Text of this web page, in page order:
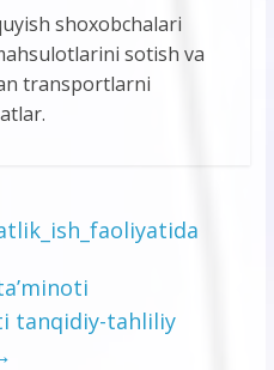
shoxobchalari
sotish va
transportlarni
tanqidiy-tahliliy